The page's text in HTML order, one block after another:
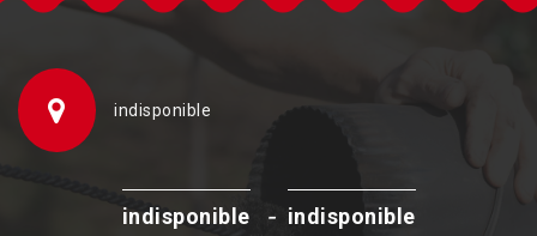
indisponible
indisponible - indisponible